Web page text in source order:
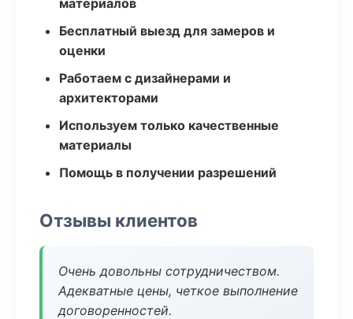
материалов
Бесплатный выезд для замеров и
оценки
Работаем с дизайнерами и
архитекторами
Используем только качественные
материалы
Помощь в получении разрешений
Отзывы клиентов
Очень довольны сотрудничеством.
Адекватные цены, четкое выполнение
договоренностей.